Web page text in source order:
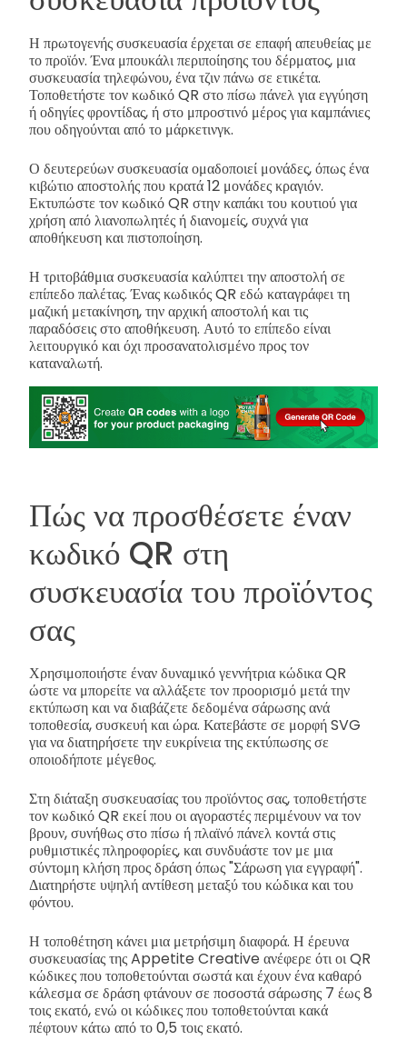
Η πρωτογενής συσκευασία έρχεται σε επαφή απευθείας με
το προϊόν. Ένα μπουκάλι περιποίησης του δέρματος, μια
συσκευασία τηλεφώνου, ένα τζιν πάνω σε ετικέτα.
Τοποθετήστε τον κωδικό QR στο πίσω πάνελ για εγγύηση
ή οδηγίες φροντίδας, ή στο μπροστινό μέρος για καμπάνιες
που οδηγούνται από το μάρκετινγκ.
Ο δευτερεύων συσκευασία ομαδοποιεί μονάδες, όπως ένα
κιβώτιο αποστολής που κρατά 12 μονάδες κραγιόν.
Εκτυπώστε τον κωδικό QR στην καπάκι του κουτιού για
χρήση από λιανοπωλητές ή διανομείς, συχνά για
αποθήκευση και πιστοποίηση.
Η τριτοβάθμια συσκευασία καλύπτει την αποστολή σε
επίπεδο παλέτας. Ένας κωδικός QR εδώ καταγράφει τη
μαζική μετακίνηση, την αρχική αποστολή και τις
παραδόσεις στο αποθήκευση. Αυτό το επίπεδο είναι
λειτουργικό και όχι προσανατολισμένο προς τον
καταναλωτή.
Πώς να προσθέσετε έναν
κωδικό QR στη
συσκευασία του προϊόντος
σας
Χρησιμοποιήστε έναν δυναμικό γεννήτρια κώδικα QR
ώστε να μπορείτε να αλλάξετε τον προορισμό μετά την
εκτύπωση και να διαβάζετε δεδομένα σάρωσης ανά
τοποθεσία, συσκευή και ώρα. Κατεβάστε σε μορφή SVG
για να διατηρήσετε την ευκρίνεια της εκτύπωσης σε
οποιοδήποτε μέγεθος.
Στη διάταξη συσκευασίας του προϊόντος σας, τοποθετήστε
τον κωδικό QR εκεί που οι αγοραστές περιμένουν να τον
βρουν, συνήθως στο πίσω ή πλαϊνό πάνελ κοντά στις
ρυθμιστικές πληροφορίες, και συνδυάστε τον με μια
σύντομη κλήση προς δράση όπως "Σάρωση για εγγραφή".
Διατηρήστε υψηλή αντίθεση μεταξύ του κώδικα και του
φόντου.
Η τοποθέτηση κάνει μια μετρήσιμη διαφορά. Η έρευνα
συσκευασίας της Appetite Creative ανέφερε ότι οι QR
κώδικες που τοποθετούνται σωστά και έχουν ένα καθαρό
κάλεσμα σε δράση φτάνουν σε ποσοστά σάρωσης 7 έως 8
τοις εκατό, ενώ οι κώδικες που τοποθετούνται κακά
πέφτουν κάτω από το 0,5 τοις εκατό.